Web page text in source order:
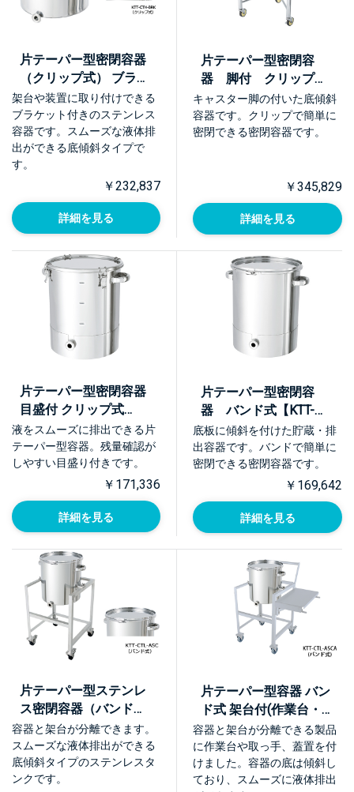
片テーパー型密閉容器
（クリップ式） ブラケ
ット付【KTT-CTH-
BRK】
架台や装置に取り付けできる
ブラケット付きのステンレス
容器です。スムーズな液体排
出ができる底傾斜タイプで
す。
￥232,837
詳細を見る
片テーパー型密閉容
器 脚付 クリップ式
【KTT-CTH-L】
キャスター脚の付いた底傾斜
容器です。クリップで簡単に
密閉できる密閉容器です。
￥345,829
詳細を見る
片テーパー型密閉容器
目盛付 クリップ式
【KTT-CTH-M】
液をスムーズに排出できる片
テーパー型容器。残量確認が
しやすい目盛り付きです。
￥171,336
詳細を見る
片テーパー型密閉容
器 バンド式【KTT-
CTL】
底板に傾斜を付けた貯蔵・排
出容器です。バンドで簡単に
密閉できる密閉容器です。
￥169,642
詳細を見る
片テーパー型ステンレ
ス密閉容器（バンド
式） 架台付【KTT-CTL-
ASC】
容器と架台が分離できます。
スムーズな液体排出ができる
底傾斜タイプのステンレスタ
ンクです。
片テーパー型容器 バン
ド式 架台付(作業台・取
っ手・蓋置付)【KTT-
CTL-ASCA】
容器と架台が分離できる製品
に作業台や取っ手、蓋置を付
けました。容器の底は傾斜し
ており、スムーズに液体排出